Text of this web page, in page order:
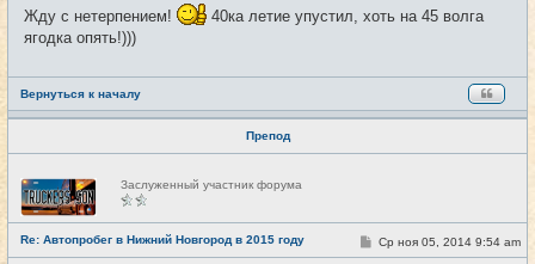
б
и
Жду с нетерпением!
40ка летие упустил, хоть на 45 волга
ягодка опять!)))
Вернуться к началу
Препод
Н
е
в
с
е
Заслуженный участник форума
Re: Автопробег в Нижний Новгород в 2015 году #10
С
о
Ср ноя 05, 2014 9:54 am